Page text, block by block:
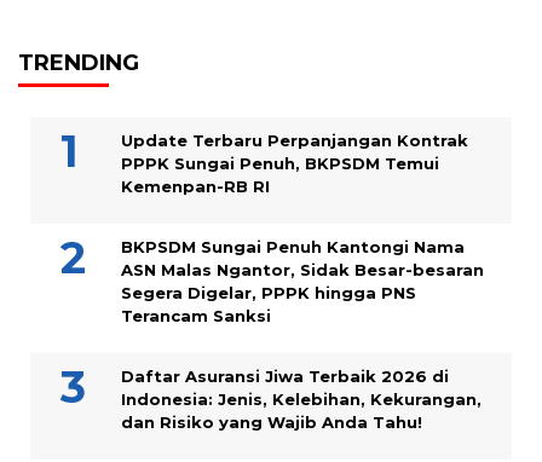
TRENDING
Update Terbaru Perpanjangan Kontrak
PPPK Sungai Penuh, BKPSDM Temui
Kemenpan-RB RI
BKPSDM Sungai Penuh Kantongi Nama
ASN Malas Ngantor, Sidak Besar-besaran
Segera Digelar, PPPK hingga PNS
Terancam Sanksi
Daftar Asuransi Jiwa Terbaik 2026 di
Indonesia: Jenis, Kelebihan, Kekurangan,
dan Risiko yang Wajib Anda Tahu!